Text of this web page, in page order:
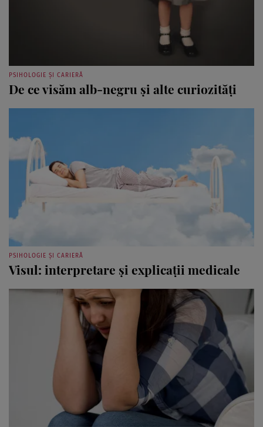
PSIHOLOGIE ȘI CARIERĂ
De ce visăm alb-negru şi alte curiozităţi
PSIHOLOGIE ȘI CARIERĂ
Visul: interpretare şi explicaţii medicale